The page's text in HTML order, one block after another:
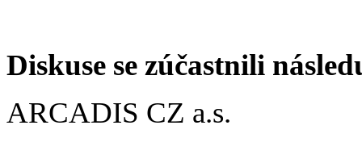
Diskuse se zúčastnili
ARCADIS CZ a.s.